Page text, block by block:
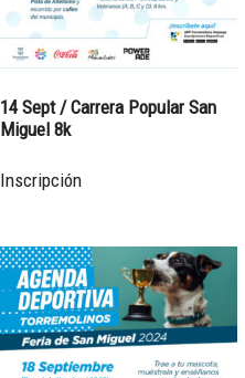
14 Sept / Carrera Popular San
Miguel 8k
Inscripción